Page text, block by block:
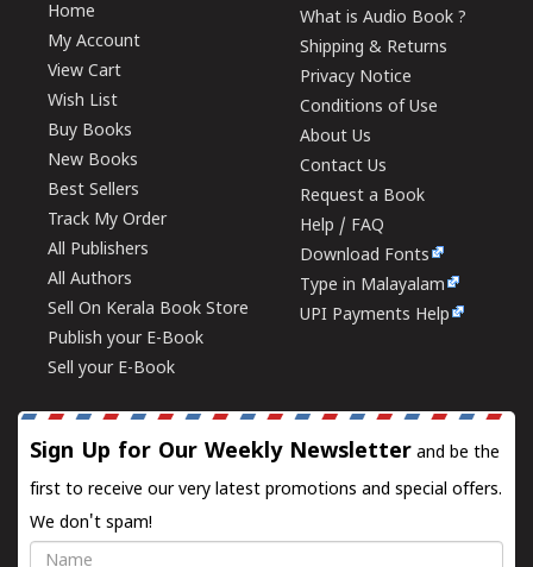
Home
My Account
View Cart
Wish List
Buy Books
New Books
Best Sellers
Track My Order
All Publishers
All Authors
Sell On Kerala Book Store
Publish your E-Book
Sell your E-Book
What is Audio Book ?
Shipping & Returns
Privacy Notice
Conditions of Use
About Us
Contact Us
Request a Book
Help / FAQ
Download Fonts
Type in Malayalam
UPI Payments Help
Sign Up for Our Weekly Newsletter and be the
first to receive our very latest promotions and special offers.
We don't spam!
Name